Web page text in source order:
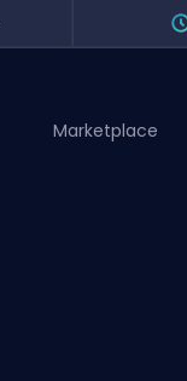
Division
Marketplace